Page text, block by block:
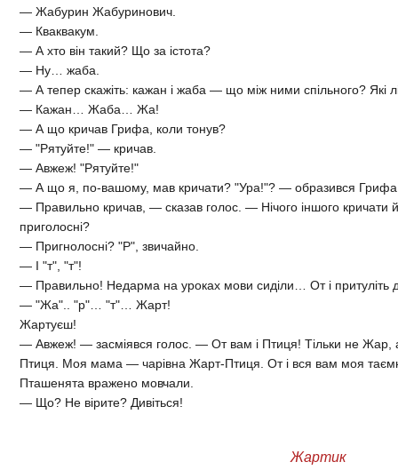
— Жабурин Жабуринович.
— Кваквакум.
— А хто він такий? Що за істота?
— Ну… жаба.
— А тепер скажіть: кажан і жаба — що між ними спільного? Які
— Кажан… Жаба… Жа!
— А що кричав Грифа, коли тонув?
— "Рятуйте!" — кричав.
— Авжеж! "Рятуйте!"
— А що я, по-вашому, мав кричати? "Ура!"? — образився
— Правильно кричав, — сказав голос. — Нічого іншого кричати й
приголосні?
— Пригнолосні? "Р", звичайно.
— І "т", "т"!
— Правильно! Недарма на уроках мови сиділи… От і притуліть
— "Жа".. "р"… "т"… Жарт!
Жартуєш!
— Авжеж! — засміявся голос. — От вам і Птиця! Тільки не Жар,
Птиця. Моя мама — чарівна Жарт-Птиця. От і вся вам моя
Пташенята вражено мовчали.
— Що? Не вірите? Дивіться!
Жартик